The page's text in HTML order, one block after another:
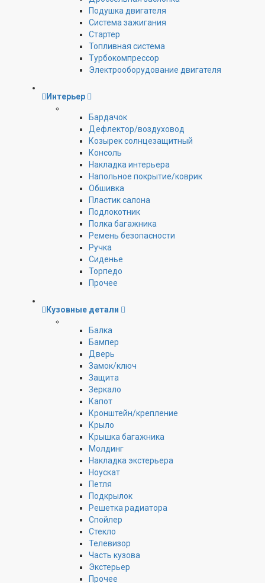
Подушка двигателя
Система зажигания
Стартер
Топливная система
Турбокомпрессор
Электрооборудование двигателя
Интерьер
Бардачок
Дефлектор/воздуховод
Козырек солнцезащитный
Консоль
Накладка интерьера
Напольное покрытие/коврик
Обшивка
Пластик салона
Подлокотник
Полка багажника
Ремень безопасности
Ручка
Сиденье
Торпедо
Прочее
Кузовные детали
Балка
Бампер
Дверь
Замок/ключ
Защита
Зеркало
Капот
Кронштейн/крепление
Крыло
Крышка багажника
Молдинг
Накладка экстерьера
Ноускат
Петля
Подкрылок
Решетка радиатора
Спойлер
Стекло
Телевизор
Часть кузова
Экстерьер
Прочее